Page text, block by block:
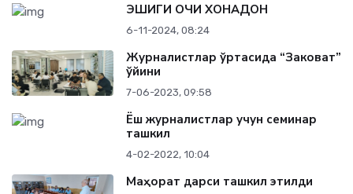
ЭШИГИ ОЧИҚ ХОНАДОН
6-11-2024, 08:24
Журналистлар ўртасида “Заковат”
ўйини
7-06-2023, 09:58
Ёш журналистлар учун семинар
ташкил
4-02-2022, 10:04
Маҳорат дарси ташкил этилди